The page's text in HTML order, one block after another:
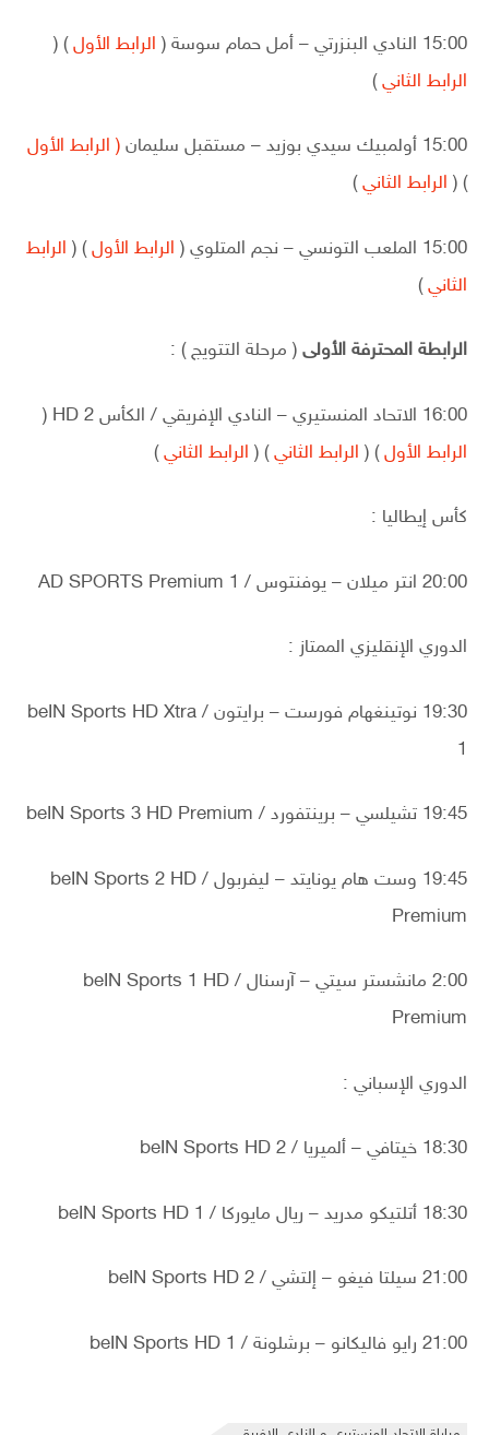
15:00 النادي البنزرتي – أمل حمام سوسة ( الرابط الأول ) (
الرابط الثاني )
15:00 أولمبيك سيدي بوزيد – مستقبل سليمان
( الرابط الأول
) ( الرابط الثاني )
15:00 الملعب التونسي – نجم المتلوي ( الرابط الأول ) ( الرابط
الثاني )
الرابطة المحترفة الأولى ( مرحلة التتويج ) :
16:00 الاتحاد المنستيري – النادي الإفريقي / الكأس HD 2 (
الرابط الأول ) ( الرابط الثاني ) ( الرابط الثاني )
كأس إيطاليا :
20:00 انتر ميلان – يوفنتوس / AD SPORTS Premium 1
الدوري الإنقليزي الممتاز :
19:30 نوتينغهام فورست – برايتون / beIN Sports HD Xtra
1
19:45 تشيلسي – برينتفورد / beIN Sports 3 HD Premium
19:45 وست هام يونايتد – ليفربول / beIN Sports 2 HD
Premium
2:00 مانشستر سيتي – آرسنال / beIN Sports 1 HD
Premium
الدوري الإسباني :
18:30 خيتافي – ألميريا / beIN Sports HD 2
18:30 أتلتيكو مدريد – ريال مايوركا / beIN Sports HD 1
21:00 سيلتا فيغو – إلتشي / beIN Sports HD 2
21:00 رايو فاليكانو – برشلونة / beIN Sports HD 1